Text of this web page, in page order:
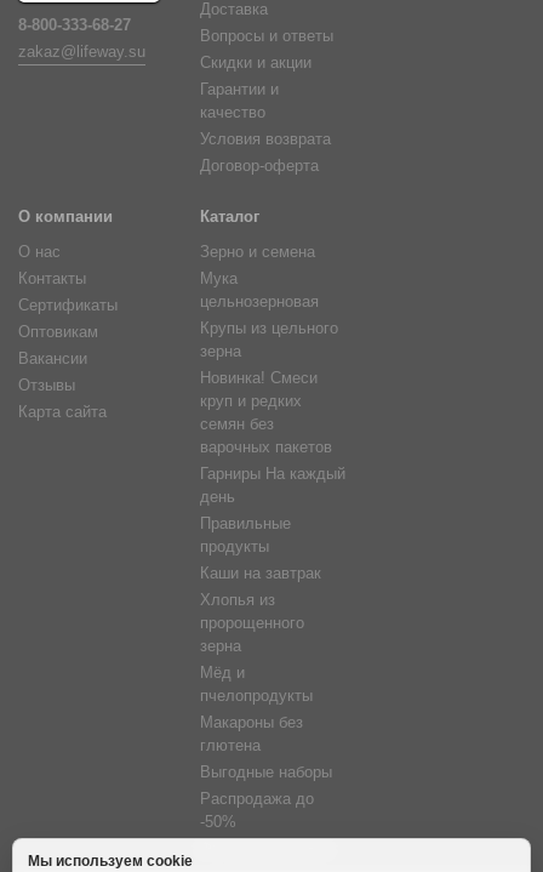
8-800-333-68-27
zakaz@lifeway.su
Доставка
Вопросы и ответы
Скидки и акции
Гарантии и
качество
Условия возврата
Договор-оферта
О компании
О нас
Контакты
Сертификаты
Оптовикам
Вакансии
Отзывы
Карта сайта
Каталог
Зерно и семена
Мука
цельнозерновая
Крупы из цельного
зерна
Новинка! Смеси
круп и редких
семян без
варочных пакетов
Гарниры На каждый
день
Правильные
продукты
Каши на завтрак
Хлопья из
пророщенного
зерна
Мёд и
пчелопродукты
Макароны без
глютена
Выгодные наборы
Распродажа до
-50%
Мы используем cookie